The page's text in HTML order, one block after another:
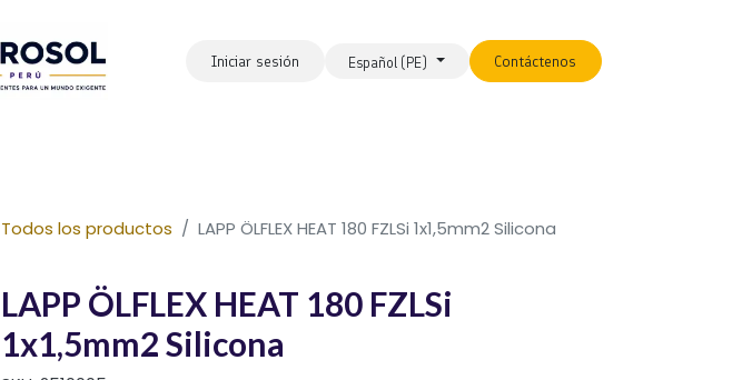
Iniciar sesión Español (PE) Contáctenos
Todos los productos LAPP ÖLFLEX HEAT 180 FZLSi 1x1,5mm2 Silicona
LAPP ÖLFLEX HEAT 180 FZLSi
1x1,5mm2 Silicona